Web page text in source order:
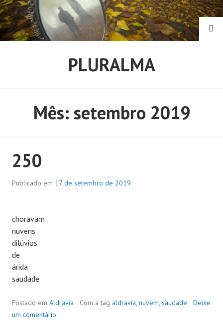
Pular
para
o
conteúdo
PLURALMA
Mês: setembro 2019
250
Publicado em 17 de setembro de 2019
choravam
nuvens
dilúvios
de
árida
saudade
Postado em Aldravia Com a tag aldravia, nuvem, saudade
Deixe
um comentário